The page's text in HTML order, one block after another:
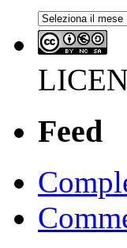
Archivi
Feed